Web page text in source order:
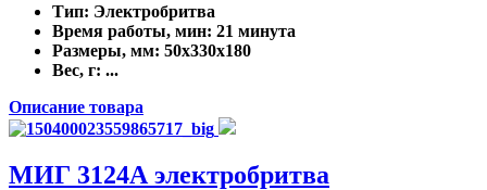
Тип: Электробритва
Время работы, мин: 21 минута
Размеры, мм: 50x330x180
Вес, г: ...
Описание товара
МИГ 3124А электробритва